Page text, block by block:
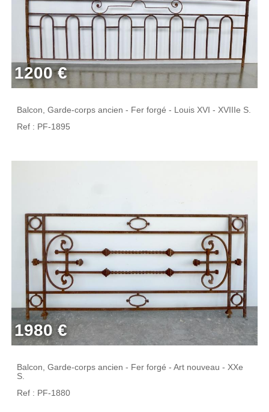
1200 €
Balcon, Garde-corps ancien - Fer forgé - Louis XVI - XVIIIe S.
Ref : PF-1895
1980 €
Balcon, Garde-corps ancien - Fer forgé - Art nouveau - XXe
S.
Ref : PF-1880